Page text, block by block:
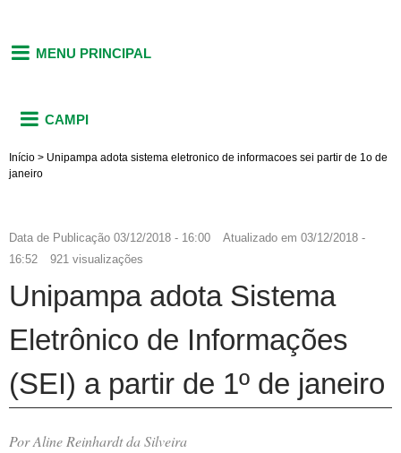
MENU PRINCIPAL
CAMPI
Início > Unipampa adota sistema eletronico de informacoes sei partir de 1o de
janeiro
Data de Publicação 03/12/2018 - 16:00 Atualizado em 03/12/2018 -
16:52
921 visualizações
Unipampa adota Sistema
Eletrônico de Informações
(SEI) a partir de 1º de janeiro
Por Aline Reinhardt da Silveira